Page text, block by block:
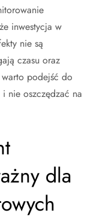
inwestycja w
nie są
czasu oraz
podejść do
nie oszczędzać na
dla